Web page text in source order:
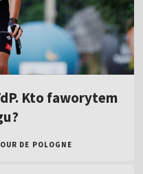
Kto faworytem
DE POLOGNE